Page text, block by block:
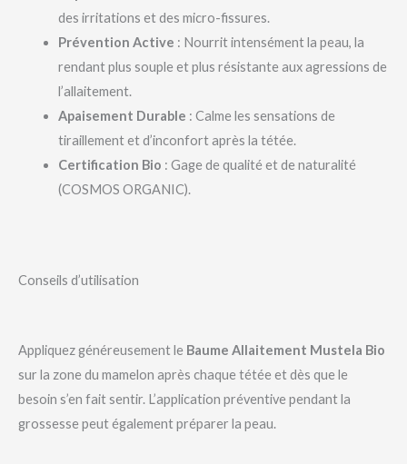
des irritations et des micro-fissures.
Prévention Active : Nourrit intensément la peau, la
rendant plus souple et plus résistante aux agressions de
l’allaitement.
Apaisement Durable : Calme les sensations de
tiraillement et d’inconfort après la tétée.
Certification Bio : Gage de qualité et de naturalité
(COSMOS ORGANIC).
Conseils d’utilisation
Appliquez généreusement le Baume Allaitement Mustela Bio
sur la zone du mamelon après chaque tétée et dès que le
besoin s’en fait sentir. L’application préventive pendant la
grossesse peut également préparer la peau.